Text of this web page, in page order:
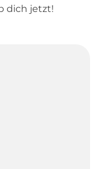
dich jetzt!